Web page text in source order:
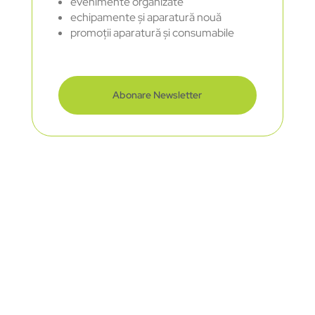
echipamente și aparatură nouă
promoții aparatură și consumabile
Abonare Newsletter